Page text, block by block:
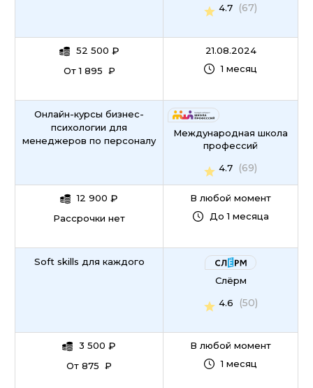
52 500 ₽
От 1 895 ₽
4.7
(67)
21.08.2024
1 месяц
Онлайн-курсы бизнес-
психологии для
менеджеров по персоналу
12 900 ₽
Рассрочки нет
Международная школа
профессий
4.7
(69)
В любой момент
До 1 месяца
Soft skills для каждого
3 500 ₽
От 875 ₽
Слёрм
4.6
(50)
В любой момент
1 месяц